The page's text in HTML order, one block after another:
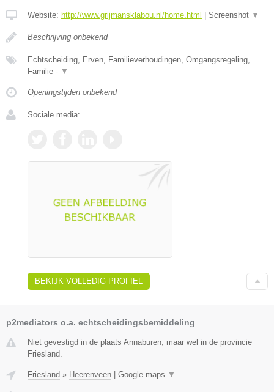
Website: http://www.grijmansklabou.nl/home.html | Screenshot ▼
Beschrijving onbekend
Echtscheiding, Erven, Familieverhoudingen, Omgangsregeling,
Familie - ▼
Openingstijden onbekend
Sociale media:
BEKIJK VOLLEDIG PROFIEL
p2mediators o.a. echtscheidingsbemiddeling
Niet gevestigd in de plaats Annaburen, maar wel in de provincie
Friesland.
Friesland » Heerenveen Google maps ▼